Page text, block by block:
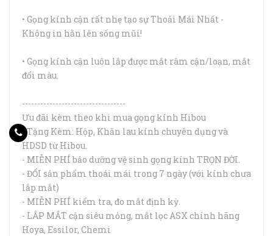
• Gọng kính cận rất nhẹ tạo sự Thoải Mái Nhất -
Không in hằn lên sống mũi!
• Gọng kính cận luôn lắp được mắt râm cận/loạn, mắt
đổi màu.
​----------------------------------
Ưu đãi kèm theo khi mua gọng kính Hibou
- Tặng Kèm: Hộp, Khăn lau kính chuyên dụng và
HDSD từ Hibou.
- MIỄN PHÍ bảo dưỡng vệ sinh gọng kính TRỌN ĐỜI.
- ĐỔI sản phẩm thoái mái trong 7 ngày (với kính chưa
lắp mắt)
- MIỄN PHÍ kiểm tra, đo mắt định kỳ.
- LẮP MẮT cận siêu mỏng, mắt lọc ASX chính hãng
Hoya, Essilor, Chemi